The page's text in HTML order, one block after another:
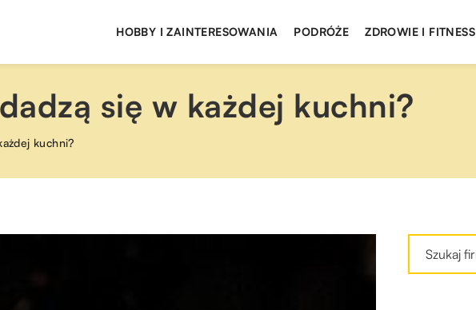
HOBBY I ZAINTERESOWANIA PODRÓŻE ZDROWIE I FITNESS
się w każdej kuchni?
kuchni?